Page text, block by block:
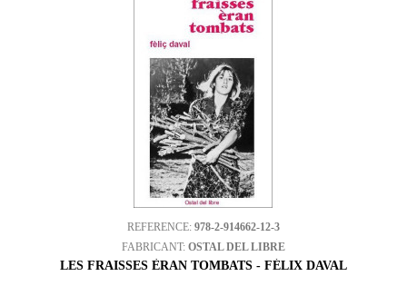
REFERENCE: 978-2-914662-12-3
FABRICANT: OSTAL DEL LIBRE
LES FRAISSES ÈRAN TOMBATS - FÉLIX DAVAL